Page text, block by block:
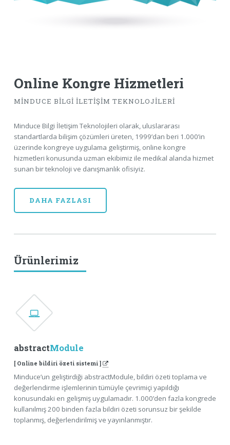
Online Kongre Hizmetleri
MİNDUCE BİLGİ İLETİŞİM TEKNOLOJİLERİ
Minduce Bilgi İletişim Teknolojileri olarak, uluslararası
standartlarda bilişim çözümleri üreten, 1999’dan beri 1.000’in
üzerinde kongreye uygulama geliştirmiş, online kongre
hizmetleri konusunda uzman ekibimiz ile medikal alanda hizmet
sunan bir teknoloji ve danışmanlık ofisiyiz.
DAHA FAZLASI
Ürünlerimiz
abstractModule
[ Online bildiri özeti sistemi ]
Minduce’un geliştirdiği abstractModule, bildiri özeti toplama ve
değerlendirme işlemlerinin tümüyle çevrimiçi yapıldığı
konusundaki en gelişmiş uygulamadır. 1.000’den fazla kongrede
kullanılmış 200 binden fazla bildiri özeti sorunsuz bir şekilde
toplanmış, değerlendirilmiş ve yayınlanmıştır.